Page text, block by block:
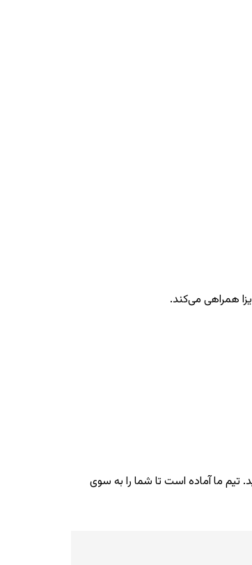
همراهی می‌کند.
تیم ما آماده است تا شما را به سوی